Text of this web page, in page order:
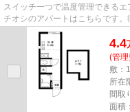
スイッチ一つで温度管理できる
チオシのアパートはこちらです
となっています。できるだけ...
4.4
(管
敷：
所在
間取
面積